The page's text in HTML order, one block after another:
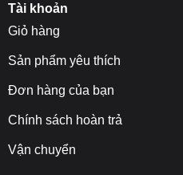
Tài khoản
Giỏ hàng
Sản phẩm yêu thích
Đơn hàng của bạn
Chính sách hoàn trả
Vận chuyển